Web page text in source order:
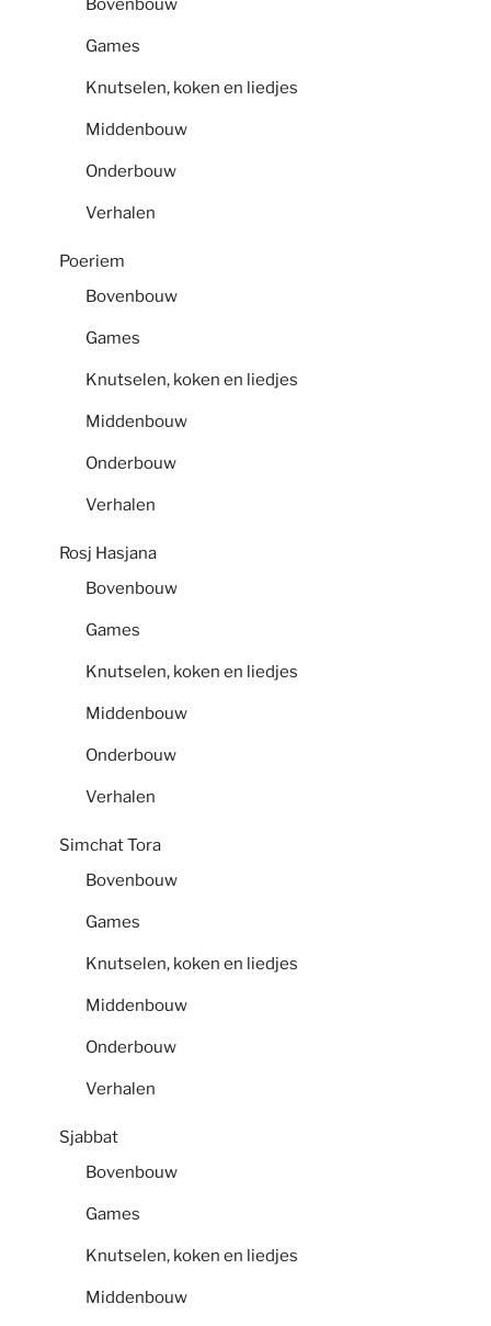
Bovenbouw
Games
Knutselen, koken en liedjes
Middenbouw
Onderbouw
Verhalen
Poeriem
Bovenbouw
Games
Knutselen, koken en liedjes
Middenbouw
Onderbouw
Verhalen
Rosj Hasjana
Bovenbouw
Games
Knutselen, koken en liedjes
Middenbouw
Onderbouw
Verhalen
Simchat Tora
Bovenbouw
Games
Knutselen, koken en liedjes
Middenbouw
Onderbouw
Verhalen
Sjabbat
Bovenbouw
Games
Knutselen, koken en liedjes
Middenbouw